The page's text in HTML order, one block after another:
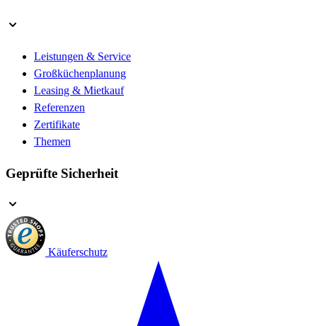
Leistungen & Service
Großküchenplanung
Leasing & Mietkauf
Referenzen
Zertifikate
Themen
Geprüfte Sicherheit
Käuferschutz